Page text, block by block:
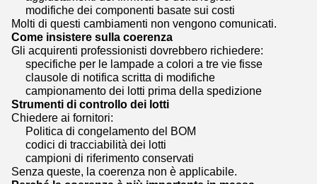
modifiche dei componenti basate sui costi
Molti di questi cambiamenti non vengono comunicati.
Come insistere sulla coerenza
Gli acquirenti professionisti dovrebbero richiedere:
specifiche per le lampade a colori a tre vie fisse
clausole di notifica scritta di modifiche
campionamento dei lotti prima della spedizione
Strumenti di controllo dei lotti
Chiedere ai fornitori:
Politica di congelamento del BOM
codici di tracciabilità dei lotti
campioni di riferimento conservati
Senza queste, la coerenza non è applicabile.